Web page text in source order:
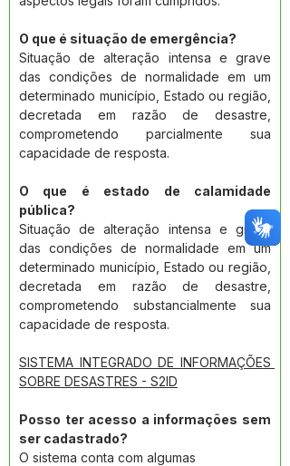
O que é situação de emergência?
Situação de alteração intensa e grave
das condições de normalidade em um
determinado município, Estado ou região,
decretada em razão de desastre,
comprometendo parcialmente sua
capacidade de resposta.
O que é estado de calamidade
pública?
Situação de alteração intensa e grave
das condições de normalidade em um
determinado município, Estado ou região,
decretada em razão de desastre,
comprometendo substancialmente sua
capacidade de resposta.
SISTEMA INTEGRADO DE INFORMAÇÕES
SOBRE DESASTRES - S2ID
Posso ter acesso a informações sem
ser cadastrado?
O sistema conta com algumas